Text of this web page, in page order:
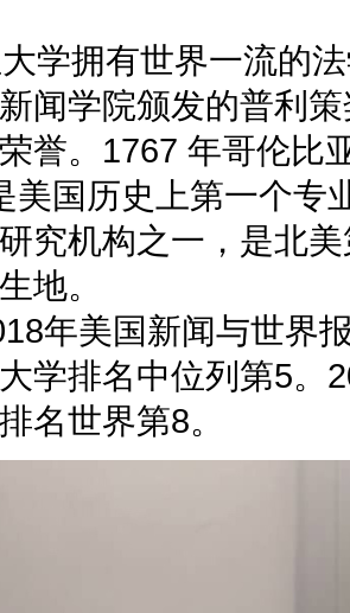
学拥有世界一流的
闻学院颁发的普利
誉。1767 年哥伦比
美国历史上第一个专
究机构之一，是北
地。
年美国新闻与世界
学排名中位列第5。
名世界第8。